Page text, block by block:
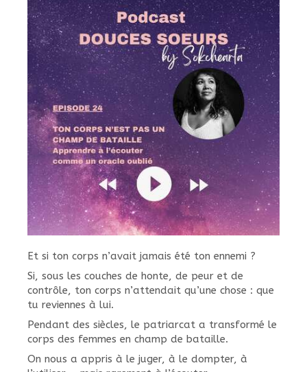
Et si ton corps n’avait jamais été ton ennemi ?
Si, sous les couches de honte, de peur et de
contrôle, ton corps n’attendait qu’une chose : que
tu reviennes à lui.
Pendant des siècles, le patriarcat a transformé le
corps des femmes en champ de bataille.
On nous a appris à le juger, à le dompter, à